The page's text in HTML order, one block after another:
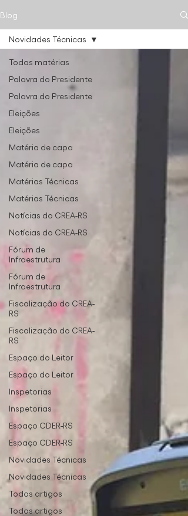
Blog
Todas matérias
Palavra do Presidente
Palavra do Presidente
Eleições
Eleições
Matéria de capa
Matéria de capa
Matérias Técnicas
Matérias Técnicas
Notícias do CREA-RS
Notícias do CREA-RS
Fórum de
Infraestrutura
Fórum de
Infraestrutura
Fiscalização do CREA-
RS
Fiscalização do CREA-
RS
Espaço do Leitor
Espaço do Leitor
Inspetorias
Inspetorias
Espaço CDER-RS
Espaço CDER-RS
Novidades Técnicas
Novidades Técnicas
Todos artigos
Todos artigos
Novidades Técnicas